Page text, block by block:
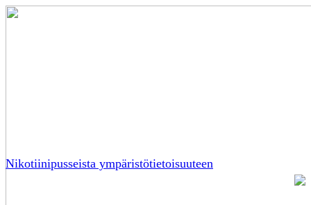
Nikotiinipusseista ympäristötietoisuuteen